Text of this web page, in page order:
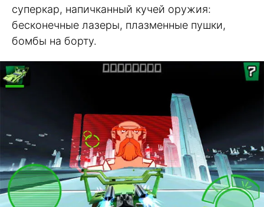
суперкар, напичканный кучей оружия:
бесконечные лазеры, плазменные пушки,
бомбы на борту.